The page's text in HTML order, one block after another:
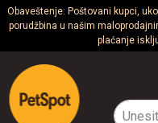
Obaveštenje: Poštovani kupci,
porudžbina u našim
plaćanje
Psi
Mačke
Glodari